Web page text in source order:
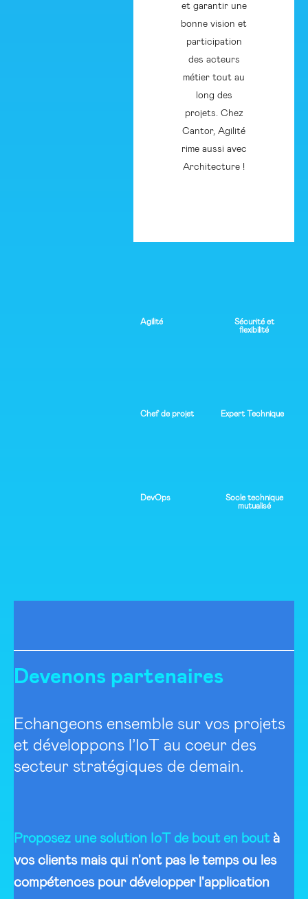
Agilité
Sécurité et
flexibilité
Chef de projet Expert Technique
DevOps
Socle technique
mutualisé
et garantir une
bonne vision et
participation
des acteurs
métier tout au
long des
projets. Chez
Cantor, Agilité
rime aussi avec
Architecture !
Devenons partenaires
Echangeons ensemble sur vos projets
et développons l’IoT au coeur des
secteur stratégiques de demain.
Proposez une solution IoT de bout en boutà
vos clients mais qui n'ont pas le temps ou les
compétences pour développer l'application